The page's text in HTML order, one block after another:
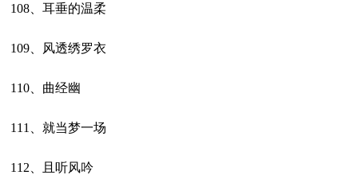
108、耳垂的温柔
109、风透绣罗衣
110、曲经幽
111、就当梦一场
112、且听风吟